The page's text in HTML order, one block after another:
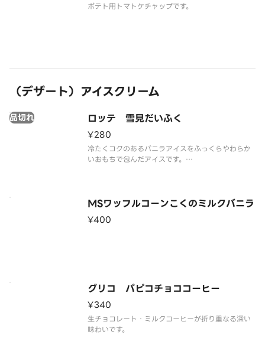
ポテト用トマトケチャップです。
（デザート）アイスクリーム
ロッテ 雪見だいふく
品切れ
¥280
冷たくコクのあるバニラアイスをふっくらやわらか
いおもちで包んだアイスです。
MSワッフルコーンこくのミルクバニラ
¥400
グリコ パピコチョココーヒー
¥340
生チョコレート・ミルクコーヒーが折り重なる深い
味わいです。